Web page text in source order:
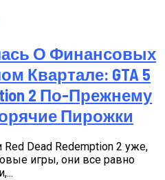
О Финансовых
Квартале: GTA 5
2 По-Прежнему
Пирожки
Red Dead Redemption 2 уже,
игры, они все равно